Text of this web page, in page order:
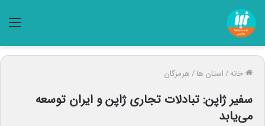
خانه/استان ها/هرمزگان
سفیر ژاپن: تبادلات تجاری ژاپن و ایران توسعه
می‌یابد